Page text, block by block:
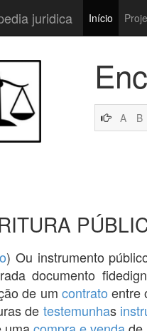
juridica Início
A B
) Ou instrumento
documento
de um contrato entre
de testemunhas